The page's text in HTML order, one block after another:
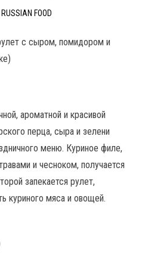
RUSSIAN FOOD
ароматной и красивой
перца, сыра и зелени
меню. Куриное филе,
и чесноком, получается
запекается рулет,
куриного мяса и овощей.